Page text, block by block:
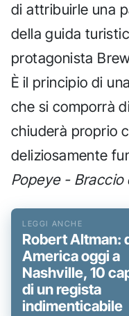
di attribuirle una
della guida
protagonista
È il principio di
che si comporrà
chiuderà proprio
deliziosamente
Popeye - Braccio
Robert Altman:
America oggi a
Nashville, 10
di un regista
indimenticabile